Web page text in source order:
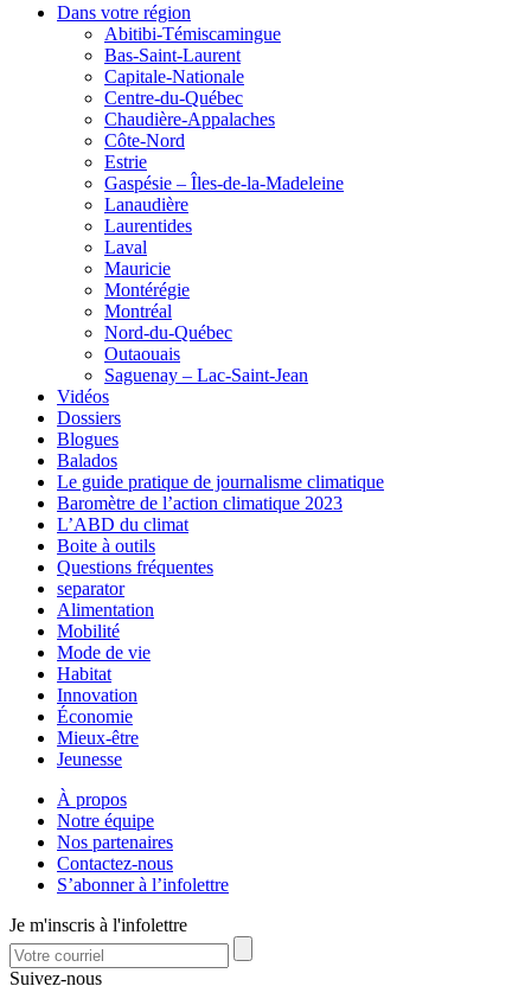
Dans votre région
Abitibi-Témiscamingue
Bas-Saint-Laurent
Capitale-Nationale
Centre-du-Québec
Chaudière-Appalaches
Côte-Nord
Estrie
Gaspésie – Îles-de-la-Madeleine
Lanaudière
Laurentides
Laval
Mauricie
Montérégie
Montréal
Nord-du-Québec
Outaouais
Saguenay – Lac-Saint-Jean
Vidéos
Dossiers
Blogues
Balados
Le guide pratique de journalisme climatique
Baromètre de l’action climatique 2023
L’ABD du climat
Boite à outils
Questions fréquentes
separator
Alimentation
Mobilité
Mode de vie
Habitat
Innovation
Économie
Mieux-être
Jeunesse
À propos
Notre équipe
Nos partenaires
Contactez-nous
S’abonner à l’infolettre
Je m'inscris à l'infolettre
Suivez-nous